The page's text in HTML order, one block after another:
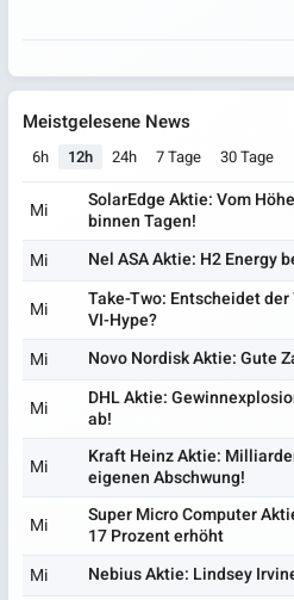
Meistgelesene News
6h 12h 24h 7 Tage 30 Tage
Mi
SolarEdge Aktie: Vom
binnen Tagen!
Mi
Nel ASA Aktie: H2 Energy
Mi
Take-Two: Entscheidet
VI-Hype?
Mi
Novo Nordisk Aktie: Gute
Mi
DHL Aktie:
ab!
Mi
Kraft Heinz Aktie:
eigenen Abschwung!
Mi
Super Micro Computer
17 Prozent erhöht
Mi
Nebius Aktie: Lindsey